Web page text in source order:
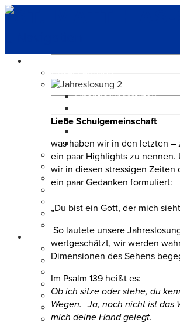
ÜBER UNS
Unsere Schule
Orientierungsstufe
Mittelstufe
Oberstufe
Schulverwaltung
Lehrerkollegium
Die Schülervertretung (SV)
Elternvertretung
Förderkreis
Ehemaligenclub
Unsere Schulgebäude
SCHULLEBEN
Projektberichte 2026
Fachbereiche
Schulpartnerschaft
Schulpastoral
Schulsozialarbeit
Schulbibliothek
Schulhund
Liebe Schulgemeinschaft
was haben wir in den letzten –
ein paar Highlights zu
wir in diesen stressigen Zeiten
ein paar Gedanken formuliert:
„Du bist ein Gott, der mich
So lautete unsere
wertgeschätzt, wir werden
Dimensionen des Sehens
Im Psalm 139 heißt es:
Ob ich sitze oder stehe, du
Wegen. Ja, noch nicht ist das
mich deine Hand gelegt.